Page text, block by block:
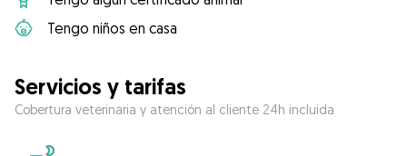
Tengo niños en casa
Servicios y tarifas
Cobertura veterinaria y atención al cliente 24h incluida